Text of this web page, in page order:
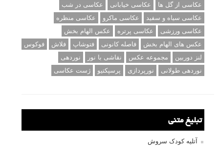
عکاسی از گل ها
عکاسی خیابانی
عکاسی در شب
عکاسی سیاه و سفید
عکاسی ماکرو
عکاسی منظره
عکاسی ورزشی
عکاسی پرتره
عکس الهام بخش
عکس های الهام بخش
فاصله کانونی فتوشاپ فلاش
فوکوس
لنز دوربین
مجموعه عکس نقاشی با نور
نوردهی
نوردهی طولانی
نورپردازی پرسپکتیو ژست عکاسی
تبلیغ متنی
آتلیه کودک سروش